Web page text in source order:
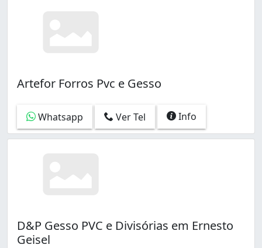
Artefor Forros Pvc e Gesso
Whatsapp Ver Tel Info
D&P Gesso PVC e Divisórias em Ernesto
Geisel